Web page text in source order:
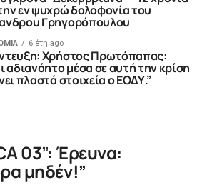
εν ψυχρώ δολοφονία του
Γρηγορόπουλου
6 έτη ago
Χρήστος Πρωτόπαπας:
αδιανόητο μέσα σε αυτή την κρίση
πλαστά στοιχεία ο ΕΟΔΥ.”
03”: Έρευνα:
μηδέν!”